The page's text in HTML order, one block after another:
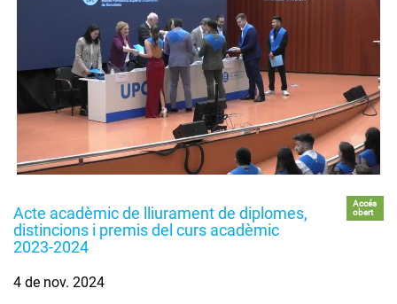
Acte acadèmic de lliurament de diplomes,
distincions i premis del curs acadèmic
2023-2024
Accés
obert
4 de nov. 2024